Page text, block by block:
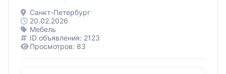
Санкт-Петербург
20.02.2026
Мебель
ID объявления: 2123
Просмотров: 83